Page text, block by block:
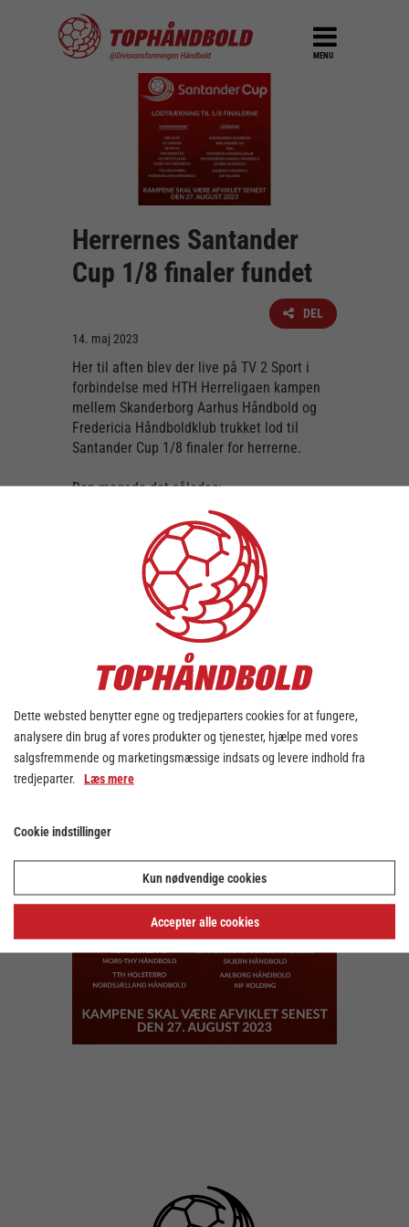
MENU
Herrernes Santander
Cup 1/8 finaler fundet
DEL
14. maj 2023
Her til aften blev der live på TV 2 Sport i
forbindelse med HTH Herreligaen kampen
mellem Skanderborg Aarhus Håndbold og
Fredericia Håndboldklub trukket lod til
Santander Cup 1/8 finaler for herrerne.
Den magede det således:
Høj Elite - Bjerringbro-Silkeborg
HC Odense - Ribe-Esbjerg HH
Skive FH - GOG
TMS Ringsted - Fredericia Håndboldklub
HC Midtjylland - Skanderborg Aarhus
Mors-Thy Håndbold - Skjern Håndbold
TTH Holstebro - Aalborg Håndbold
Nordsjælland Håndbold - KIF Kolding
Kampene skal være afviklet senest d. 27.
august.
Dette websted benytter egne og tredjeparters cookies for at fungere,
analysere din brug af vores produkter og tjenester, hjælpe med vores
salgsfremmende og marketingsmæssige indsats og levere indhold fra
tredjeparter. Læs mere
Cookie indstillinger
Kun nødvendige cookies
Accepter alle cookies